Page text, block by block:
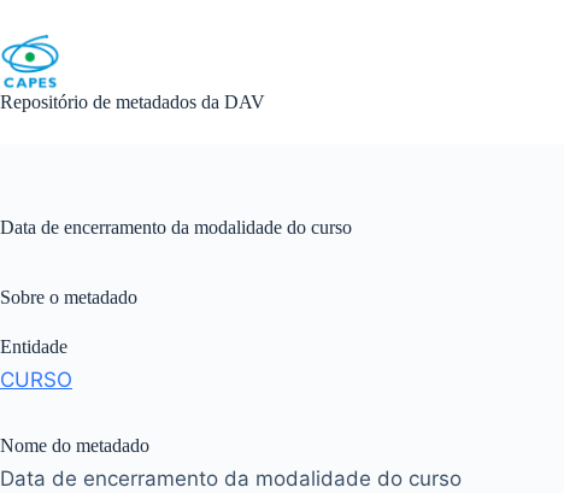
content
Repositório de metadados da DAV
Data de encerramento da modalidade do curso
Sobre o metadado
Entidade
CURSO
Nome do metadado
Data de encerramento da modalidade do curso